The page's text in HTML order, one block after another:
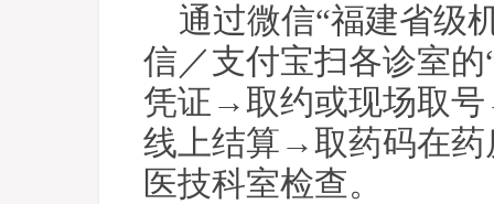
通过微信“福建省级
信／支付宝扫各诊室
凭证→取约或现场取
线上结算→取药码在药
医技科室检查。